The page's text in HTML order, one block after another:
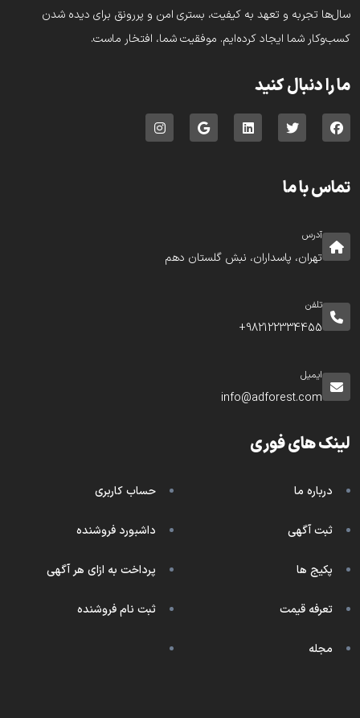
سال‌ها تجربه و تعهد به کیفیت، بستری امن و پررونق برای دیده شدن
کسب‌وکار شما ایجاد کرده‌ایم. موفقیت شما، افتخار ماست.
ما را دنبال کنید
تماس با ما
آدرس
تهران، پاسداران، نبش گلستان دهم
تلفن
982122334455+
ایمیل
info@adforest.com
لینک های فوری
درباره ما
ثبت آگهی
پکیج ها
تعرفه قیمت
مجله
حساب کاربری
داشبورد فروشنده
پرداخت به ازای هر آگهی
ثبت نام فروشنده